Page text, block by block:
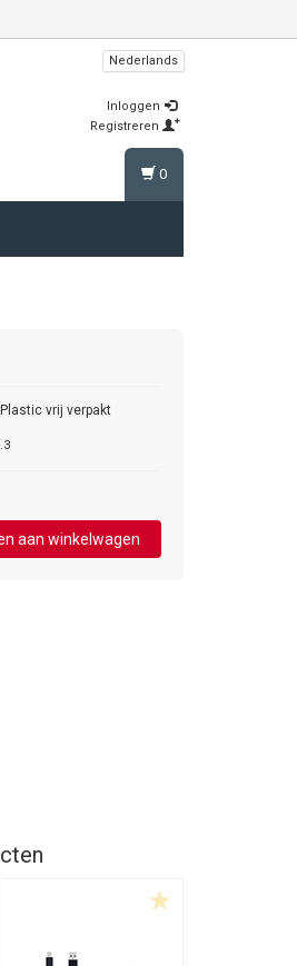
Nederlands
Inloggen
Registreren
0
vrij verpakt